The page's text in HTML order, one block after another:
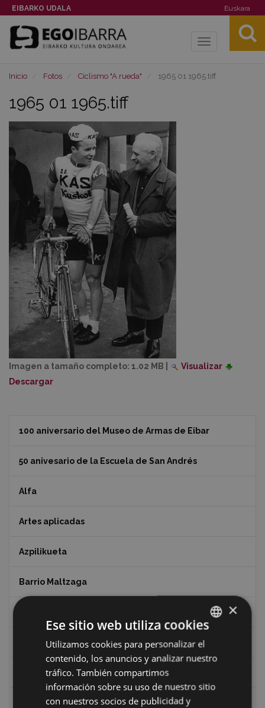
EIBARKO UDALA Euskara
Toggle
Inicio Fotos Ciclismo "A rueda" 1965 01 1965.tiff
1965 01 1965.tiff
Imagen a tamaño completo: 1.02 MB
Visualizar
Descargar
100 aniversario del Museo de Armas de Eibar
50 anivesario de la Escuela de San Andrés
Alfa
Artes aplicadas
Azpilikueta
Barrio Maltzaga
Ciclismo
Ciclismo "A rueda"
Dibujos de Julen Zabaleta
BASQUE
SPANISH
×
Ese sitio web utiliza cookies
Utilizamos cookies para personalizar el
contenido, los anuncios y analizar nuestro
tráfico. También compartimos
información sobre su uso de nuestro sitio
con nuestros socios de publicidad y